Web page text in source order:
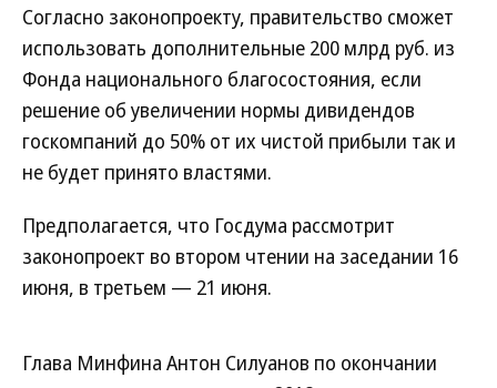
Согласно законопроекту, правительство сможет
использовать дополнительные 200 млрд руб. из
Фонда национального благосостояния, если
решение об увеличении нормы дивидендов
госкомпаний до 50% от их чистой прибыли так и
не будет принято властями.
Предполагается, что Госдума рассмотрит
законопроект во втором чтении на заседании 16
июня, в третьем — 21 июня.
Глава Минфина Антон Силуанов по окончании